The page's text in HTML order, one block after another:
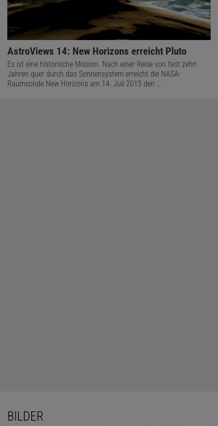
AstroViews 14: New Horizons erreicht Pluto
Es ist eine historische Mission. Nach einer Reise von fast zehn
Jahren quer durch das Sonnensystem erreicht die NASA-
Raumsonde New Horizons am 14. Juli 2015 den …
BILDER